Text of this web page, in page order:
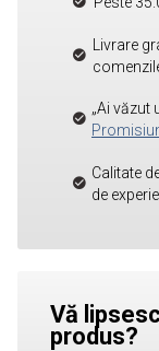
Livrare
„Ai văzut
Calitate
de
Vă
produs?